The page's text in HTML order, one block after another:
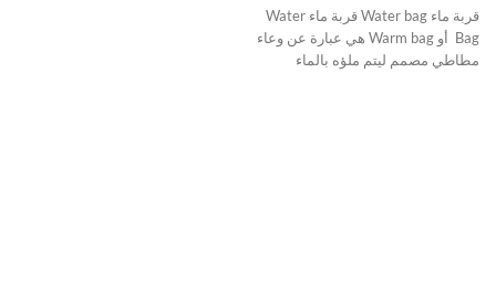
قربة ماء Water bag قربة ماء Water
Bag أو Warm bag هي عبارة عن وعاء
مطاطي مصمم ليتم ملؤه بالماء